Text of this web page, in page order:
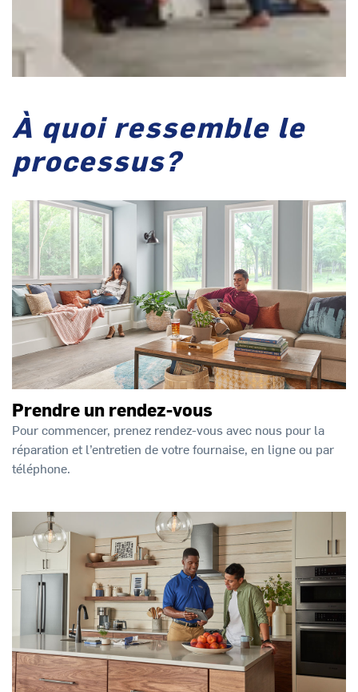
À quoi ressemble le
processus?
Prendre un rendez-vous
Pour commencer, prenez rendez-vous avec nous pour la
réparation et l’entretien de votre fournaise, en ligne ou par
téléphone.